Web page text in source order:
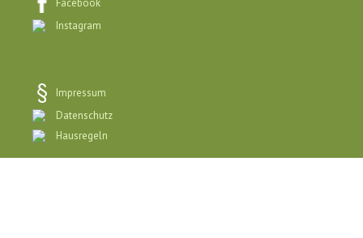
Facebook
Instagram
Impressum
Datenschutz
Hausregeln